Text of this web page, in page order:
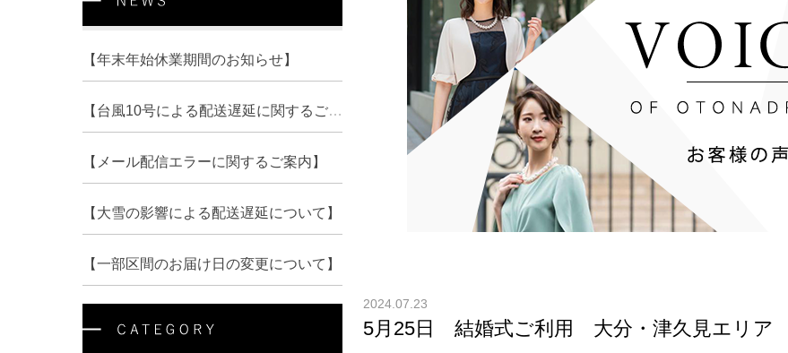
2024.07.23
5月25日 結婚式ご利用 大分・津久見エリア
【年末年始休業期間のお知らせ】
【台風10号による配送遅延に関するご案内】
【メール配信エラーに関するご案内】
【大雪の影響による配送遅延について】
【一部区間のお届け日の変更について】